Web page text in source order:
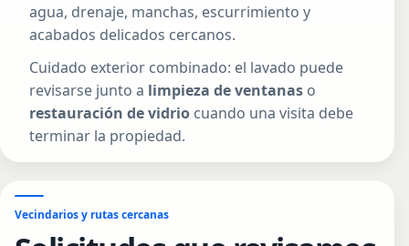
agua, drenaje, manchas, escurrimiento y
acabados delicados cercanos.
Cuidado exterior combinado: el lavado puede
revisarse junto a limpieza de ventanas o
restauración de vidrio cuando una visita debe
terminar la propiedad.
Vecindarios y rutas cercanas